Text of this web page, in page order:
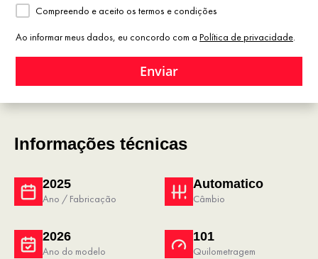
Compreendo e aceito os termos e condições
Ao informar meus dados, eu concordo com a Política de privacidade.
Enviar
Informações técnicas
2025
Ano / Fabricação
Automatico
Câmbio
2026
Ano do modelo
101
Quilometragem